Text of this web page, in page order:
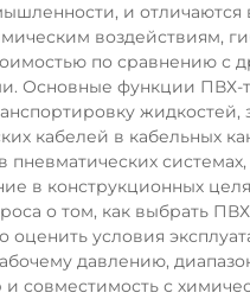
и отличаются
воздействиям,
по сравнению с
Основные функции ПВХ-
жидкостей,
кабелей в кабельных
системах,
в конструкционных
о том, как выбрать
оценить условия
давлению,
и совместимость с